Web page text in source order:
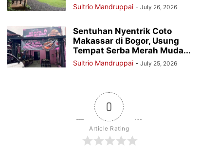
Sultrio Mandruppai - July 26, 2026
Sentuhan Nyentrik Coto
Makassar di Bogor, Usung
Tempat Serba Merah Muda...
Sultrio Mandruppai - July 25, 2026
0
Article Rating